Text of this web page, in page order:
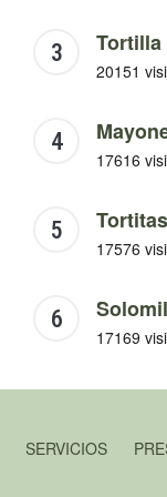
Tortilla
20151
17616
17576
17169
SERVICIOS